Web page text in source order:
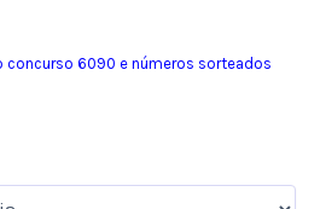
concurso 6090 e números sorteados